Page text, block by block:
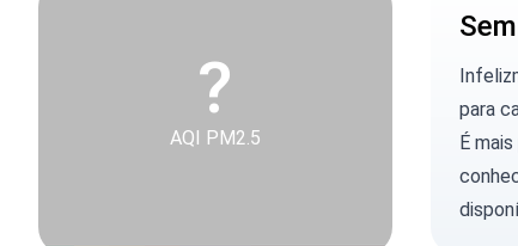
?
AQI PM2.5
para
É